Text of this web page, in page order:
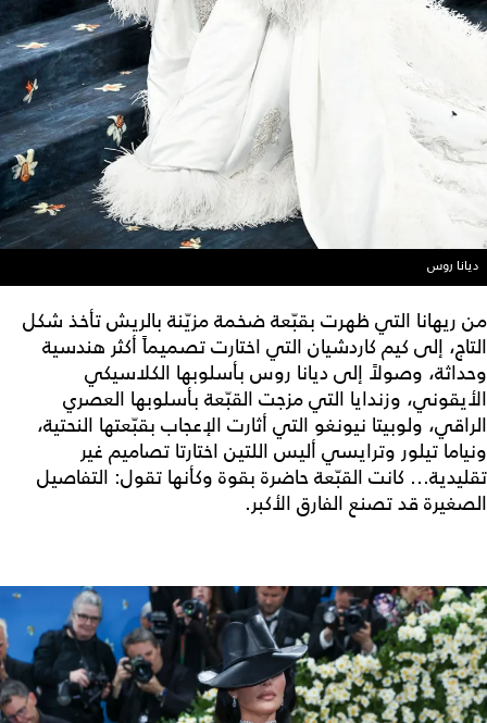
ديانا روس
من ريهانا التي ظهرت بقبّعة ضخمة مزيّنة بالريش تأخذ شكل
التاج، إلى كيم كاردشيان التي اختارت تصميماً أكثر هندسية
وحداثة، وصولاً إلى ديانا روس بأسلوبها الكلاسيكي
الأيقوني، وزندايا التي مزجت القبّعة بأسلوبها العصري
الراقي، ولوبيتا نيونغو التي أثارت الإعجاب بقبّعتها النحتية،
ونياما تيلور وترايسي أليس اللتين اختارتا تصاميم غير
تقليدية… كانت القبّعة حاضرة بقوة وكأنها تقول: التفاصيل
الصغيرة قد تصنع الفارق الأكبر.